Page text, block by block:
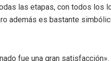
las etapas, con todos
además es bastante
fue una gran satisfacción».